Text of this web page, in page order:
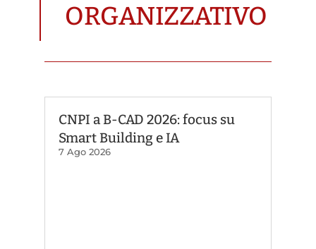
ORGANIZZATIVO
CNPI a B-CAD 2026: focus su
Smart Building e IA
7 Ago 2026